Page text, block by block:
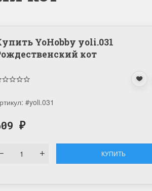
YoHobby yoli.031
кот
#yoli.031
₽
КУПИТЬ